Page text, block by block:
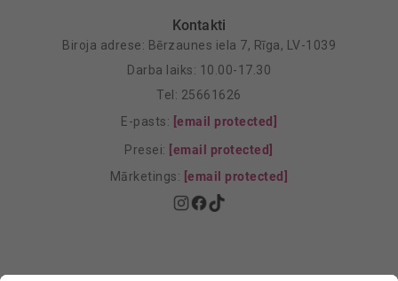
Kontakti
Biroja adrese: Bērzaunes iela 7, Rīga, LV-1039
Darba laiks: 10.00-17.30
Tel: 25661626
E-pasts: [email protected]
Presei: [email protected]
Mārketings: [email protected]